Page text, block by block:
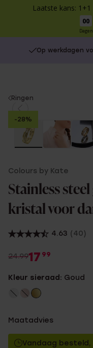
Laatste kans:
00
Dagen
Op werkdagen
You
are
here:
Ringen
-28%
Colours by Kate
Stainless
kristal voor
4.63 (40)
24.9917 99
Kleur sieraad: Goud
Maatadvies
Vandaag besteld,